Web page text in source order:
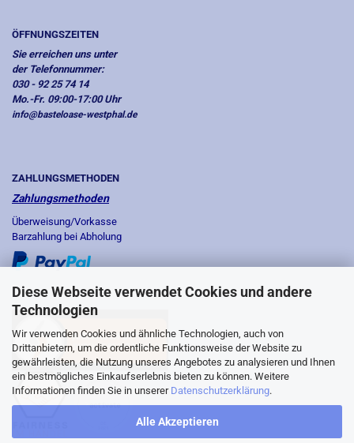
Diese Webseite verwendet Cookies und andere
Technologien
Wir verwenden Cookies und ähnliche Technologien, auch von
Drittanbietern, um die ordentliche Funktionsweise der Website zu
gewährleisten, die Nutzung unseres Angebotes zu analysieren und Ihnen
ein bestmögliches Einkaufserlebnis bieten zu können. Weitere
Informationen finden Sie in unserer Datenschutzerklärung.
Alle Akzeptieren
ÖFFNUNGSZEITEN
Sie erreichen uns unter
der Telefonnummer:
030 - 92 25 74 14
Mo.-Fr. 09:00-17:00 Uhr
info@basteloase-westphal.de
ZAHLUNGSMETHODEN
Zahlungsmethoden
Überweisung/Vorkasse
Barzahlung bei Abholung